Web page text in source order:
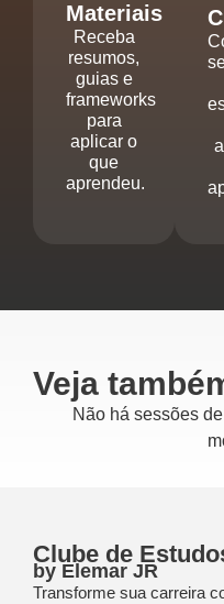
Materiais
Receba
resumos,
guias e
frameworks
para
aplicar o
que
aprendeu.
Veja
Não há sessões
Clube de
by Elemar JR
Transforme sua carreira